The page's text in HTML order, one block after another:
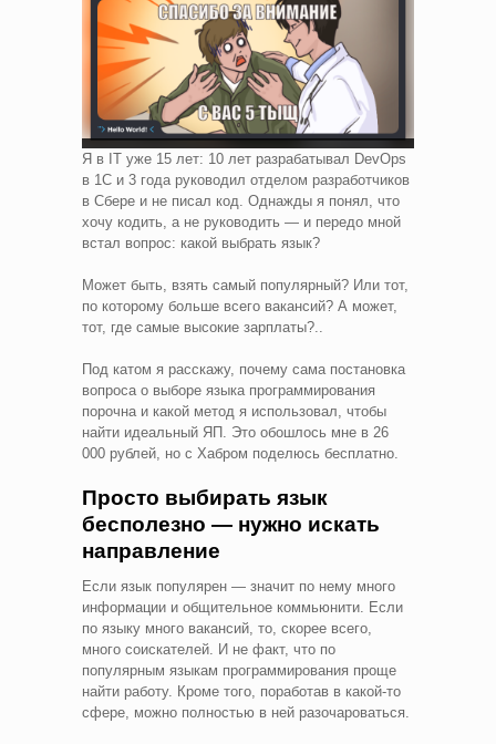
Я в IT уже 15 лет: 10 лет разрабатывал DevOps
в 1C и 3 года руководил отделом разработчиков
в Сбере и не писал код. Однажды я понял, что
хочу кодить, а не руководить — и передо мной
встал вопрос: какой выбрать язык?
Может быть, взять самый популярный? Или тот,
по которому больше всего вакансий? А может,
тот, где самые высокие зарплаты?..
Под катом я расскажу, почему сама постановка
вопроса о выборе языка программирования
порочна и какой метод я использовал, чтобы
найти идеальный ЯП. Это обошлось мне в 26
000 рублей, но с Хабром поделюсь бесплатно.
Просто выбирать язык
бесполезно — нужно искать
направление
Если язык популярен — значит по нему много
информации и общительное коммьюнити. Если
по языку много вакансий, то, скорее всего,
много соискателей. И не факт, что по
популярным языкам программирования проще
найти работу. Кроме того, поработав в какой-то
сфере, можно полностью в ней разочароваться.